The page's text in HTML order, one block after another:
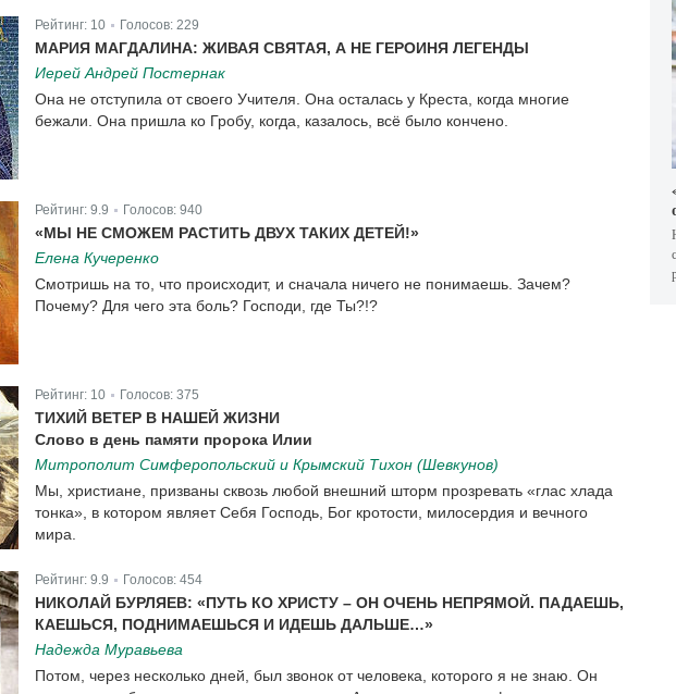
Рейтинг: 10 Голосов: 229
МАРИЯ МАГДАЛИНА: ЖИВАЯ СВЯТАЯ, А НЕ ГЕРОИНЯ ЛЕГЕНДЫ
Иерей Андрей Постернак
Она не отступила от своего Учителя. Она осталась у Креста, когда многие
бежали. Она пришла ко Гробу, когда, казалось, всё было кончено.
Рейтинг: 9.9 Голосов: 940
«МЫ НЕ СМОЖЕМ РАСТИТЬ ДВУХ ТАКИХ ДЕТЕЙ!»
Елена Кучеренко
Смотришь на то, что происходит, и сначала ничего не понимаешь. Зачем?
Почему? Для чего эта боль? Господи, где Ты?!?
Рейтинг: 10 Голосов: 375
ТИХИЙ ВЕТЕР В НАШЕЙ ЖИЗНИ
Слово в день памяти пророка Илии
Митрополит Симферопольский и Крымский Тихон (Шевкунов)
Мы, христиане, призваны сквозь любой внешний шторм прозревать «глас хлада
тонка», в котором являет Себя Господь, Бог кротости, милосердия и вечного
мира.
Рейтинг: 9.9 Голосов: 454
НИКОЛАЙ БУРЛЯЕВ: «ПУТЬ КО ХРИСТУ – ОН ОЧЕНЬ НЕПРЯМОЙ. ПАДАЕШЬ,
КАЕШЬСЯ, ПОДНИМАЕШЬСЯ И ИДЕШЬ ДАЛЬШЕ…»
Надежда Муравьева
Потом, через несколько дней, был звонок от человека, которого я не знаю. Он